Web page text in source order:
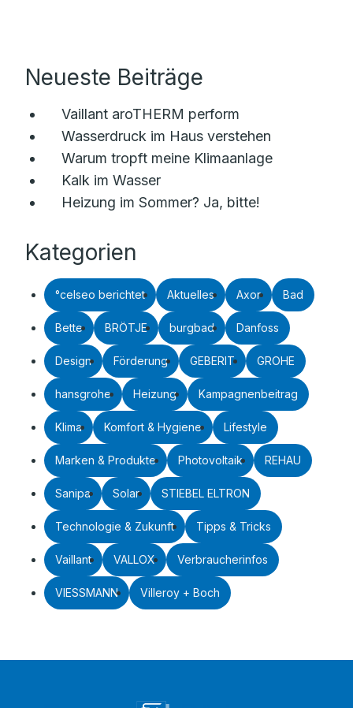
Neueste Beiträge
Vaillant aroTHERM perform
Wasserdruck im Haus verstehen
Warum tropft meine Klimaanlage
Kalk im Wasser
Heizung im Sommer? Ja, bitte!
Kategorien
°celseo berichtet Aktuelles Axor Bad
Bette BRÖTJE burgbad Danfoss
Design Förderung GEBERIT GROHE
hansgrohe Heizung Kampagnenbeitrag
Klima Komfort & Hygiene Lifestyle
Marken & Produkte Photovoltaik REHAU
Sanipa Solar STIEBEL ELTRON
Technologie & Zukunft Tipps & Tricks
Vaillant VALLOX Verbraucherinfos
VIESSMANN Villeroy + Boch